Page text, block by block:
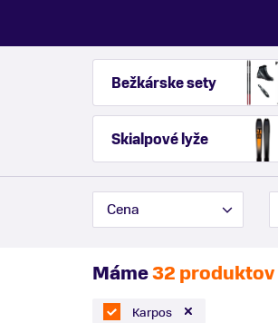
Bežkárske sety
Skialpové lyže
Cena
Máme32 produktov
Karpos